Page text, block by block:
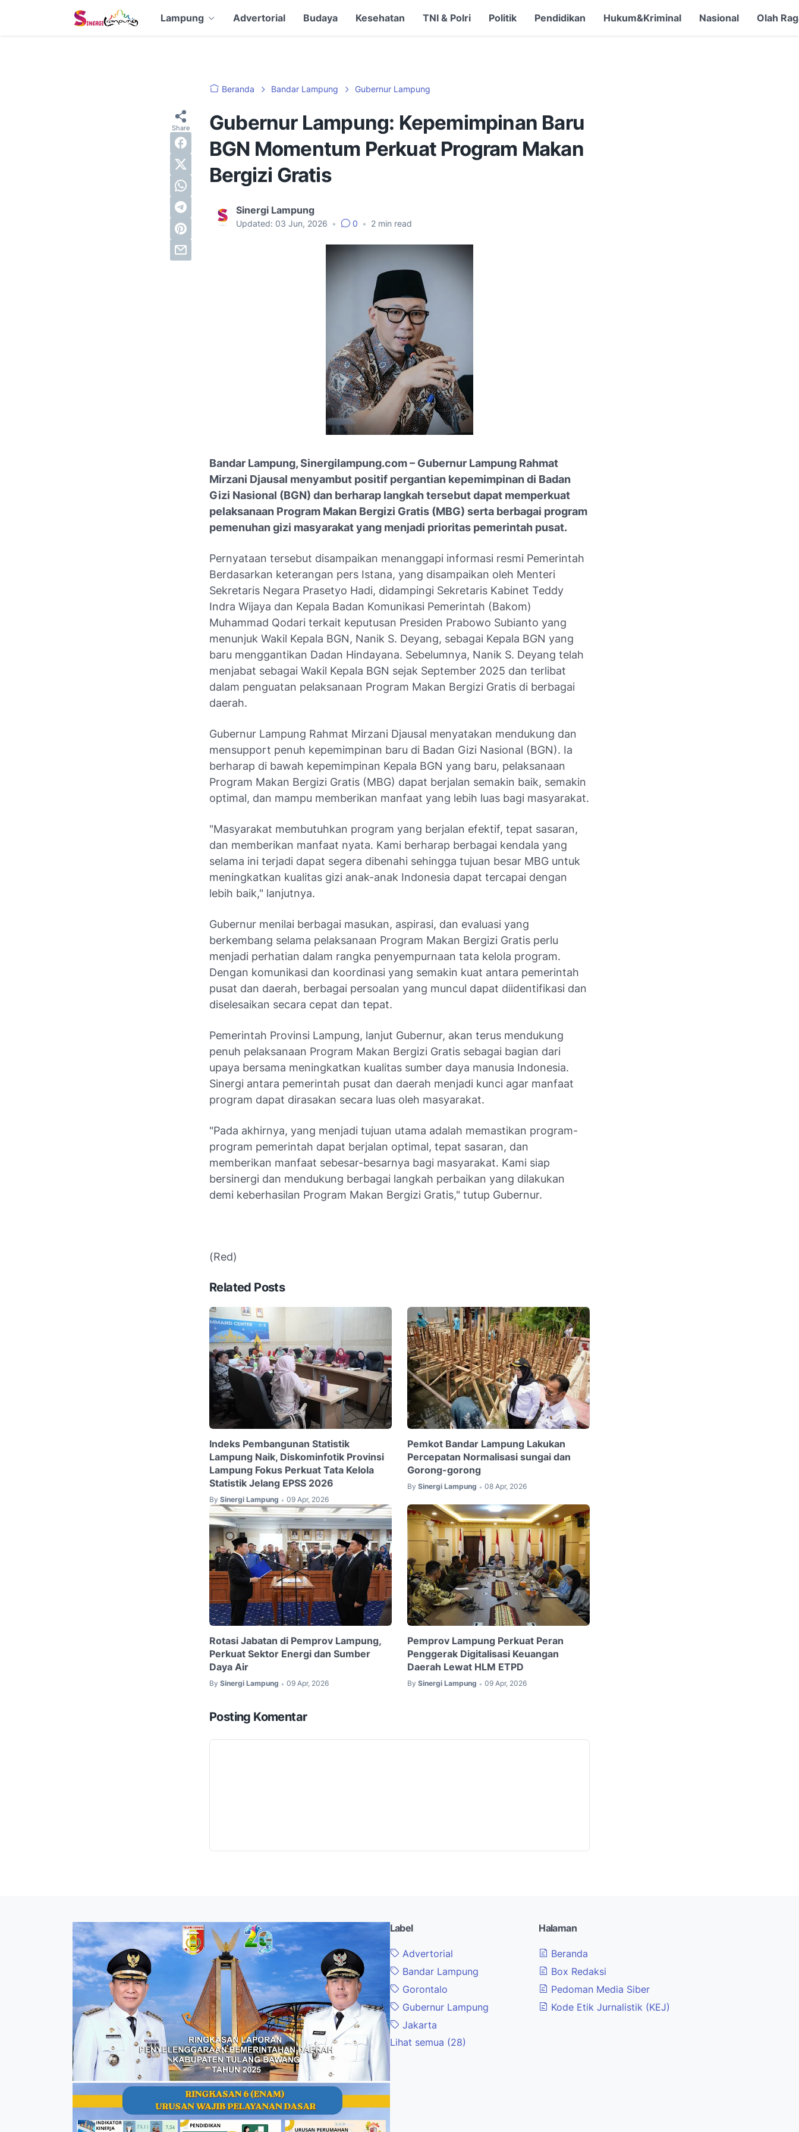
Lampung Advertorial Budaya Kesehatan TNI & Polri Politik Pendidikan Hukum&Kriminal Nasional Olah
Beranda Bandar Lampung Gubernur Lampung
Gubernur Lampung: Kepemimpinan Baru
BGN Momentum Perkuat Program Makan
Bergizi Gratis
Sinergi Lampung
Updated: 03 Jun, 2026 • 0 • 2 min read
Bandar Lampung, Sinergilampung.com – Gubernur Lampung Rahmat
Mirzani Djausal menyambut positif pergantian kepemimpinan di Badan
Gizi Nasional (BGN) dan berharap langkah tersebut dapat memperkuat
pelaksanaan Program Makan Bergizi Gratis (MBG) serta berbagai program
pemenuhan gizi masyarakat yang menjadi prioritas pemerintah pusat.
Pernyataan tersebut disampaikan menanggapi informasi resmi Pemerintah
Berdasarkan keterangan pers Istana, yang disampaikan oleh Menteri
Sekretaris Negara Prasetyo Hadi, didampingi Sekretaris Kabinet Teddy
Indra Wijaya dan Kepala Badan Komunikasi Pemerintah (Bakom)
Muhammad Qodari terkait keputusan Presiden Prabowo Subianto yang
menunjuk Wakil Kepala BGN, Nanik S. Deyang, sebagai Kepala BGN yang
baru menggantikan Dadan Hindayana. Sebelumnya, Nanik S. Deyang telah
menjabat sebagai Wakil Kepala BGN sejak September 2025 dan terlibat
dalam penguatan pelaksanaan Program Makan Bergizi Gratis di berbagai
daerah.
Gubernur Lampung Rahmat Mirzani Djausal menyatakan mendukung dan
mensupport penuh kepemimpinan baru di Badan Gizi Nasional (BGN). Ia
berharap di bawah kepemimpinan Kepala BGN yang baru, pelaksanaan
Program Makan Bergizi Gratis (MBG) dapat berjalan semakin baik, semakin
optimal, dan mampu memberikan manfaat yang lebih luas bagi masyarakat.
"Masyarakat membutuhkan program yang berjalan efektif, tepat sasaran,
dan memberikan manfaat nyata. Kami berharap berbagai kendala yang
selama ini terjadi dapat segera dibenahi sehingga tujuan besar MBG untuk
meningkatkan kualitas gizi anak-anak Indonesia dapat tercapai dengan
lebih baik," lanjutnya.
Gubernur menilai berbagai masukan, aspirasi, dan evaluasi yang
berkembang selama pelaksanaan Program Makan Bergizi Gratis perlu
menjadi perhatian dalam rangka penyempurnaan tata kelola program.
Dengan komunikasi dan koordinasi yang semakin kuat antara pemerintah
pusat dan daerah, berbagai persoalan yang muncul dapat diidentifikasi dan
diselesaikan secara cepat dan tepat.
Pemerintah Provinsi Lampung, lanjut Gubernur, akan terus mendukung
penuh pelaksanaan Program Makan Bergizi Gratis sebagai bagian dari
upaya bersama meningkatkan kualitas sumber daya manusia Indonesia.
Sinergi antara pemerintah pusat dan daerah menjadi kunci agar manfaat
program dapat dirasakan secara luas oleh masyarakat.
"Pada akhirnya, yang menjadi tujuan utama adalah memastikan program-
program pemerintah dapat berjalan optimal, tepat sasaran, dan
memberikan manfaat sebesar-besarnya bagi masyarakat. Kami siap
bersinergi dan mendukung berbagai langkah perbaikan yang dilakukan
demi keberhasilan Program Makan Bergizi Gratis," tutup Gubernur.
(Red)
Related Posts
Indeks Pembangunan Statistik
Lampung Naik, Diskominfotik Provinsi
Lampung Fokus Perkuat Tata Kelola
Statistik Jelang EPSS 2026
By Sinergi Lampung • 09 Apr, 2026
Pemkot Bandar Lampung Lakukan
Percepatan Normalisasi sungai dan
Gorong-gorong
By Sinergi Lampung • 08 Apr, 2026
Rotasi Jabatan di Pemprov Lampung,
Perkuat Sektor Energi dan Sumber
Daya Air
By Sinergi Lampung • 09 Apr, 2026
Pemprov Lampung Perkuat Peran
Penggerak Digitalisasi Keuangan
Daerah Lewat HLM ETPD
By Sinergi Lampung • 09 Apr, 2026
Posting Komentar
Label
Advertorial
Bandar Lampung
Gorontalo
Gubernur Lampung
Jakarta
Lihat semua (28)
Halaman
Beranda
Box Redaksi
Pedoman Media Siber
Kode Etik Jurnalistik (KEJ)